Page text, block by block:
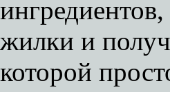
жилки и
которой